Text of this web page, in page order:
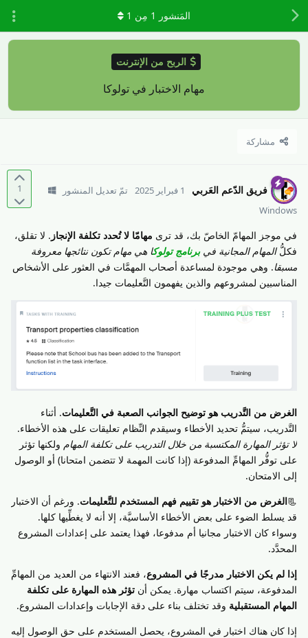
الربح من الإنترنت
مهام الاختبار في تولوكا
مشاركة
المَنشور 1 مِن 1
1 فريق الدّعم العَربي 1 فبراير 2025
تمّ تعديل المنشور
Windows
في موجز المهامّ الخاصّ بك، قد ترى مهامّا لا تُحدد تكلفة الإنجاز . لا تقلق،
فكلُّالمهام المجانية فيبرنامج تولوكا هي مهام تكون نتائجها معروفة
مسبقا. وهي موجودة لمساعدة أصحاب المهمَّات في العثور على الأشخاص
المناسبين لمشروعهم والذين يفهمون التَّعليمات جيدا.
الغرض من التَّدريب هو توضيح الجوانب الصعبة في التَّعليمات. أثناء
التَّدريب، سيتمُّ تحديد الأخطاء وسيقدم النِّظام تعليقات على هذه الأخطاء.
لا تؤثر المهارة المكتسبة من خلال التدريب على تكلفة المهام ولكنها تؤثر
على توفُّر المهامِّ المدفوعة (إذا كانت المهمة لا تتضمن امتحانا) أو الوصول
إلى الامتحان.
📃الغرض من الاختبار هو تقييم فهم المستخدم للتَّعليمات. ورغم أن الاختبار
قد يسلط الضوء على بعض الأخطاء الأساسيَّة، إلا أنه لا يغطِّيها كلها.
وسواء كان الاختبار مجانيا أم مدفوعا، فهذا يعتمد على إعدادات المشروع
المحدَّد.
إذا لم يكن الاختبار مدرجًا في المشروع، فعند الانتهاء من العديد من المهامِّ
المدفوعة، سيتم اكتساب مهارة. يمكن أن تؤثر هذه المهارة على تكلفة
المهام المستقبلية وقد تختلف بناء على دقة الإجابات وإعدادات المشروع.
إذا كان هناك اختبار في المشروع، يحصل المستخدم على حق الوصول إليه